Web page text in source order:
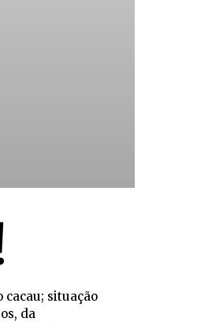
cacau; situação
da